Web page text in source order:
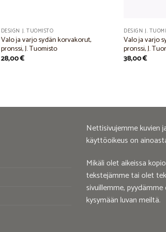
DESIGN J. TUOMISTO
Valo ja varjo sydän korvakorut,
pronssi, J. Tuomisto
28,00€
DESIGN J.
Valo ja varjo
pronssi, J.
38,00€
Nettisivujemme kuvien
käyttöoikeus on
Mikäli olet aikeissa
tekstejämme tai olet
sivuillemme,
kysymään luvan meiltä.